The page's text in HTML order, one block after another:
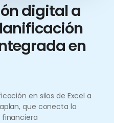
digital a
en
en silos de Excel a
que conecta la